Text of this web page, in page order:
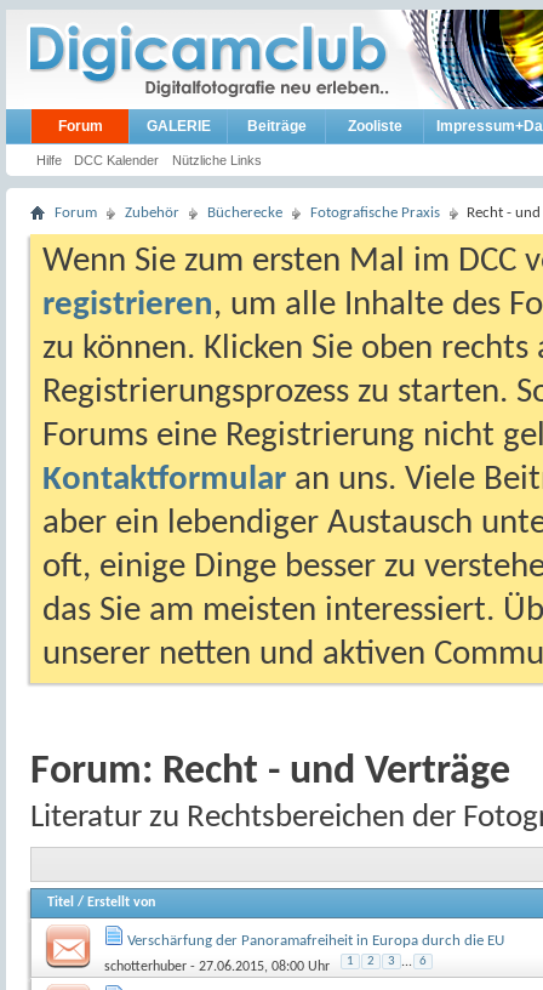
Forum
Hilfe DCC Kalender Nützliche Links
GALERIE Beiträge Zooliste
Forum Zubehör Bücherecke Fotografische Praxis Recht -
Wenn Sie zum ersten Mal im DCC
registrieren, um alle Inhalte des
zu können. Klicken Sie oben
Registrierungsprozess zu starten.
Forums eine Registrierung nicht
Kontaktformular an uns. Viele
aber ein lebendiger Austausch
oft, einige Dinge besser zu
das Sie am meisten interessiert.
unserer netten und aktiven
Forum: Recht - und Verträge
Literatur zu Rechtsbereichen der
Titel / Erstellt von
Verschärfung der Panoramafreiheit in Europa durch die EU
schotterhuber - 27.06.2015, 08:00 Uhr 1 2 3 ... 6